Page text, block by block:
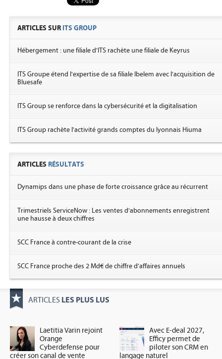
ARTICLES SUR ITS GROUP
Hébergement : une filiale d'ITS rachète une filiale de Keyrus
ITS Groupe étend l'expertise de sa filiale Ibelem avec l'acquisition de
Bluesafe
ITS Group se renforce dans la cybersécurité et la digitalisation
ITS Group rachète l'activité grands comptes du lyonnais Hiuma
ARTICLES RÉSULTATS
Dynamips dans une phase de forte croissance grâce au récurrent
Trimestriels ServiceNow : Les ventes d'abonnements enregistrent
une hausse à deux chiffres
SCC France à contre-courant de la crise
SCC France proche des 2 Md€ de chiffre d'affaires annuels
ARTICLES LES PLUS LUS
Laetitia Varin rejoint
Orange
Cyberdefense pour
créer son canal de vente
Avec E-deal 2027,
Efficy permet de
piloter son CRM en
langage naturel